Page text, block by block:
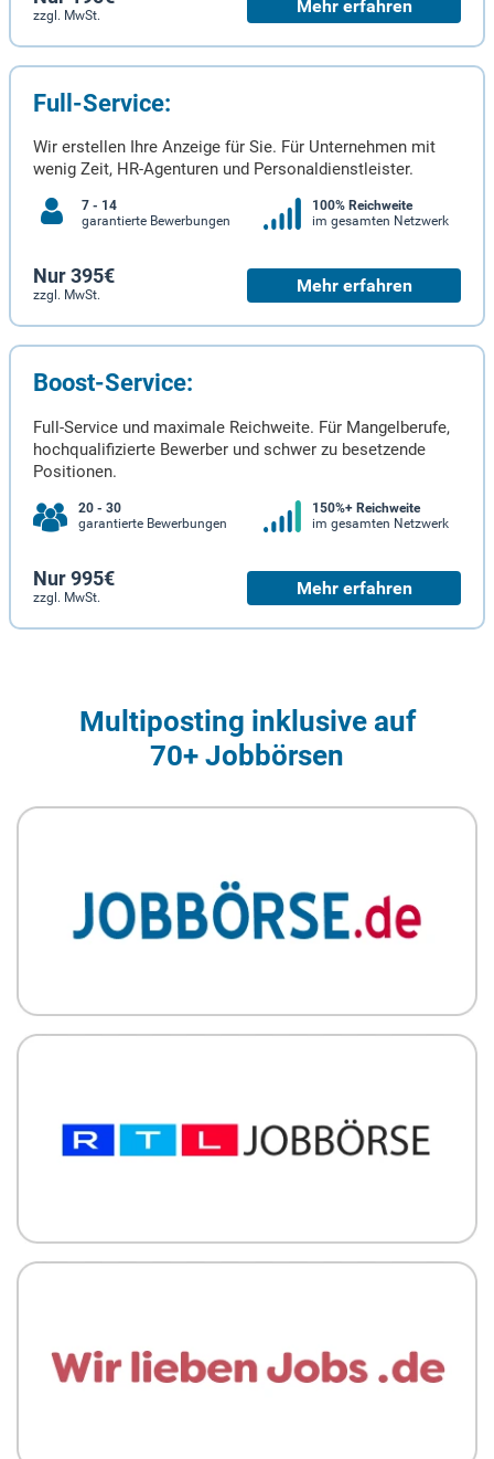
zzgl. MwSt. Mehr erfahren
Full-Service:
Wir erstellen Ihre Anzeige für Sie. Für Unternehmen mit
wenig Zeit, HR-Agenturen und Personaldienstleister.
7 - 14
garantierte Bewerbungen
100% Reichweite
im gesamten Netzwerk
Nur 395€
zzgl. MwSt. Mehr erfahren
Boost-Service:
Full-Service und maximale Reichweite. Für Mangelberufe,
hochqualifizierte Bewerber und schwer zu besetzende
Positionen.
20 - 30
garantierte Bewerbungen
150%+ Reichweite
im gesamten Netzwerk
Nur 995€
zzgl. MwSt. Mehr erfahren
Multiposting inklusive auf
70+ Jobbörsen